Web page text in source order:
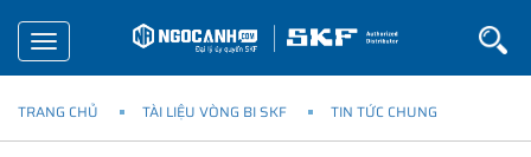
Toggle
navigation
TRANG CHỦ TÀI LIỆU VÒNG BI SKF TIN TỨC CHUNG